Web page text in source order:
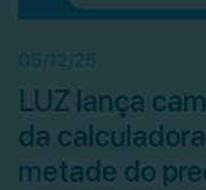
05/12/25
LUZ lança
da
metade do